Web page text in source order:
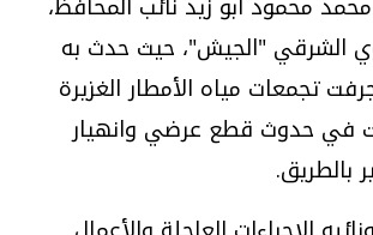
الشرقي "الجيش"، حيث حدث به
تجمعات مياه الأمطار الغزيرة
في حدوث قطع عرضي وانهيار
بالطريق.